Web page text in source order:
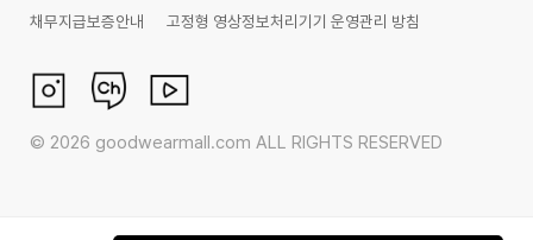
채무지급보증안내
고정형 영상정보처리기기 운영관리 방침
© 2026 goodwearmall.com ALL RIGHTS RESERVED